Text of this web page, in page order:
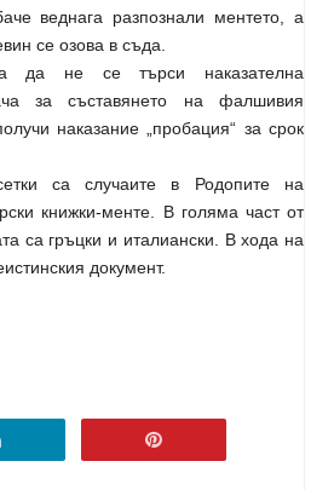
веднага разпознали ментето, а
се озова в съда.
да не се търси наказателна
за съставянето на фалшивия
наказание „пробация“ за срок
са случаите в Родопите на
книжки-менте. В голяма част от
са гръцки и италиански. В хода на
документ.